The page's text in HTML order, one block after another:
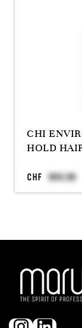
CHI
HOLD
CHF